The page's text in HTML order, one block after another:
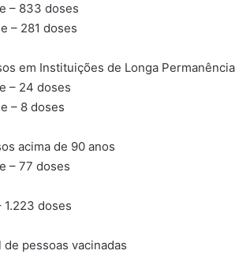
– 833 doses
– 281 doses
em Instituições de Longa Permanência
– 24 doses
– 8 doses
acima de 90 anos
– 77 doses
1.223 doses
de pessoas vacinadas